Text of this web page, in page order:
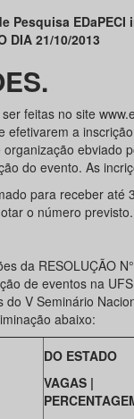
Pesquisa
DIA 21/10/2013
feitas no site
efetivarem a
ebviado
do evento. As
para receber até
o número previsto.
da RESOLUÇÃO N°
de eventos na
do V Seminário
abaixo:
DO ESTADO
VAGAS |